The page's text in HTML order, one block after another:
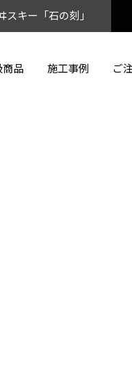
商品 施工事例 ご
スキー「石の刻」